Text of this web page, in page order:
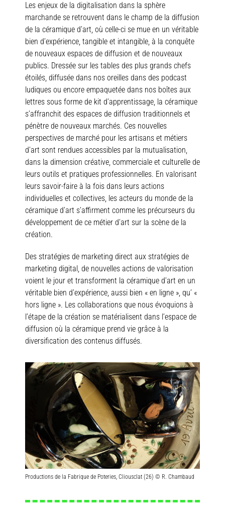
Les enjeux de la digitalisation dans la sphère
marchande se retrouvent dans le champ de la diffusion
de la céramique d’art, où celle-ci se mue en un véritable
bien d’expérience, tangible et intangible, à la conquête
de nouveaux espaces de diffusion et de nouveaux
publics. Dressée sur les tables des plus grands chefs
étoilés, diffusée dans nos oreilles dans des podcast
ludiques ou encore empaquetée dans nos boîtes aux
lettres sous forme de kit d’apprentissage, la céramique
s’affranchit des espaces de diffusion traditionnels et
pénètre de nouveaux marchés. Ces nouvelles
perspectives de marché pour les artisans et métiers
d’art sont rendues accessibles par la mutualisation,
dans la dimension créative, commerciale et culturelle de
leurs outils et pratiques professionnelles. En valorisant
leurs savoir-faire à la fois dans leurs actions
individuelles et collectives, les acteurs du monde de la
céramique d’art s’affirment comme les précurseurs du
développement de ce métier d’art sur la scène de la
création.
Des stratégies de marketing direct aux stratégies de
marketing digital, de nouvelles actions de valorisation
voient le jour et transforment la céramique d’art en un
véritable bien d’expérience, aussi bien « en ligne », qu’ «
hors ligne ». Les collaborations que nous évoquions à
l’étape de la création se matérialisent dans l’espace de
diffusion où la céramique prend vie grâce à la
diversification des contenus diffusés.
Productions de la Fabrique de Poteries, Cliousclat (26) © R. Chambaud